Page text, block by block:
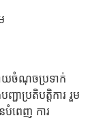
ោយចំណុចប្រទាក់
ជាប្រតិបត្តិការ រួម
ពេញ ការ